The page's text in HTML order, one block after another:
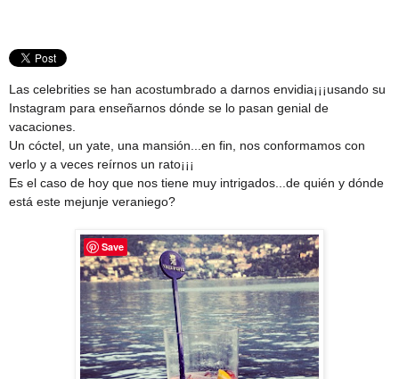
Las celebrities se han acostumbrado a darnos envidia¡¡¡usando su
Instagram para enseñarnos dónde se lo pasan genial de
vacaciones.
Un cóctel, un yate, una mansión...en fin, nos conformamos con
verlo y a veces reírnos un rato¡¡¡
Es el caso de hoy que nos tiene muy intrigados...de quién y dónde
está este mejunje veraniego?
Save